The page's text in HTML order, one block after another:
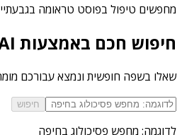
מחפשים טיפול בפוסט טראומה
חיפוש חכם באמצעות AI
שאלו בשפה חופשית ונמצא עבורכם
חיפוש
לדוגמה: מחפש פסיכולוג בחיפה